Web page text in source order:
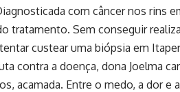
com câncer nos rins
tratamento. Sem conseguir
custear uma biópsia em
contra a doença, dona Joelma
acamada. Entre o medo, a dor